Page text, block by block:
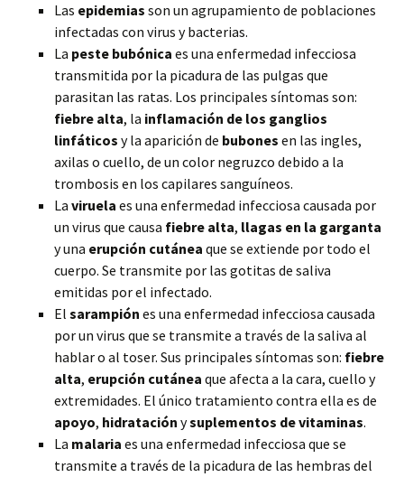
Las epidemias son un agrupamiento de poblaciones
infectadas con virus y bacterias.
La peste bubónica es una enfermedad infecciosa
transmitida por la picadura de las pulgas que
parasitan las ratas. Los principales síntomas son:
fiebre alta, la inflamación de los ganglios
linfáticos y la aparición de bubones en las ingles,
axilas o cuello, de un color negruzco debido a la
trombosis en los capilares sanguíneos.
La viruela es una enfermedad infecciosa causada por
un virus que causa fiebre alta, llagas en la garganta
y una erupción cutánea que se extiende por todo el
cuerpo. Se transmite por las gotitas de saliva
emitidas por el infectado.
El sarampión es una enfermedad infecciosa causada
por un virus que se transmite a través de la saliva al
hablar o al toser. Sus principales síntomas son: fiebre
alta, erupción cutánea que afecta a la cara, cuello y
extremidades. El único tratamiento contra ella es de
apoyo, hidratación ysuplementos de vitaminas.
La malaria es una enfermedad infecciosa que se
transmite a través de la picadura de las hembras del